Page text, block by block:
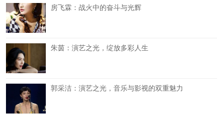
房飞霖：战火中的奋斗与光辉
朱茵：演艺之光，绽放多彩人生
郭采洁：演艺之光，音乐与影视的双重魅力